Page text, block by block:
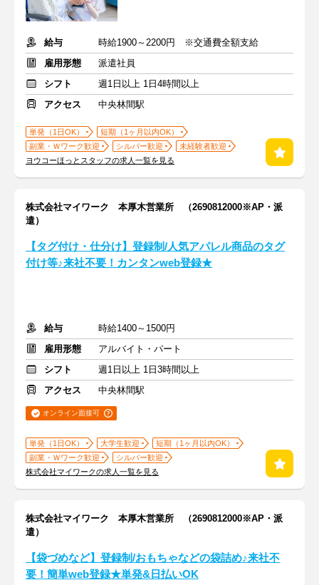
給与
時給1900～2200円 ※交通費全額支給
雇用形態
派遣社員
シフト
週1日以上 1日4時間以上
アクセス
中央林間駅
単発（1日OK）
短期（1ヶ月以内OK）
副業・Ｗワーク歓迎
シルバー歓迎
未経験者歓迎
ヨウコーほっとスタッフの求人一覧を見る
株式会社マイワーク 本厚木営業所 （2690812000※AP・派
遣）
【タグ付け・仕分け】登録制/人気アパレル商品のタグ
付け等♪来社不要！カンタンweb登録★
給与
時給1400～1500円
雇用形態
アルバイト・パート
シフト
週1日以上 1日3時間以上
アクセス
中央林間駅
オンライン面接可
単発（1日OK） 大学生歓迎
短期（1ヶ月以内OK）
副業・Ｗワーク歓迎
シルバー歓迎
株式会社マイワークの求人一覧を見る
株式会社マイワーク 本厚木営業所 （2690812000※AP・派
遣）
【袋づめなど】登録制/おもちゃなどの袋詰め♪来社不
要！簡単web登録★単発&日払いOK